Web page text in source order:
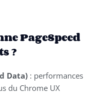
PageSpeed
?
Data): performances
du Chrome UX